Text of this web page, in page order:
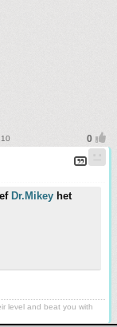
Dr.Mikey het
level and beat you with